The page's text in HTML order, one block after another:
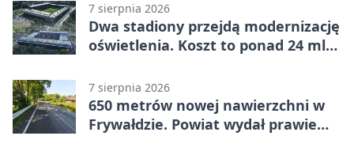
7 sierpnia 2026
Dwa stadiony przejdą modernizację
oświetlenia. Koszt to ponad 24 mln
7 sierpnia 2026
650 metrów nowej nawierzchni w
Frywałdzie. Powiat wydał prawie